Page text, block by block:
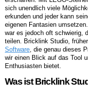
sich unendlich viele
erkunden und jeder kann
eigenen Fantasien
war es jedoch oft schwierig,
teilen. Bricklink Studio,
Software, die genau dieses
wir einen Blick auf das Tool
Enthusiasten bietet.
Was ist Bricklink